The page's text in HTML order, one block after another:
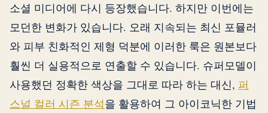
소셜 미디어에 다시 등장했습니다. 하지만 이번에는
모던한 변화가 있습니다. 오래 지속되는 최신 포뮬러
와 피부 친화적인 제형 덕분에 이러한 룩은 원본보다
훨씬 더 실용적으로 연출할 수 있습니다. 슈퍼모델이
사용했던 정확한 색상을 그대로 따라 하는 대신, 퍼
스널 컬러 시즌 분석을 활용하여 그 아이코닉한 기법